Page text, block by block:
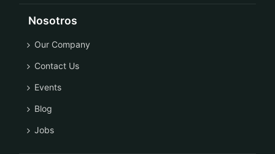
Nosotros
Our Company
Contact Us
Events
Blog
Jobs